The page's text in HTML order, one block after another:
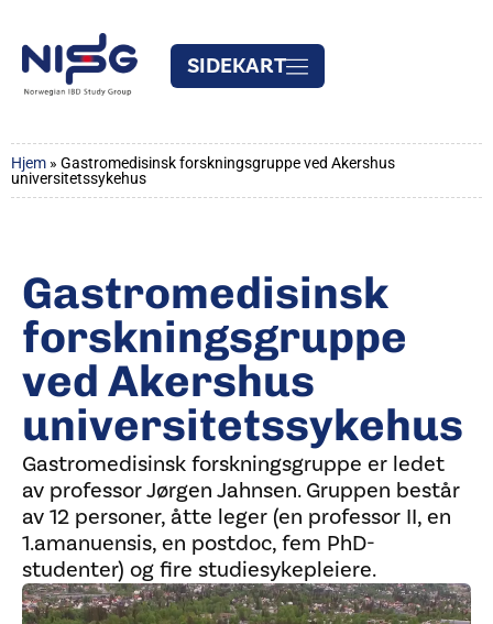
SIDEKART
Hjem » Gastromedisinsk forskningsgruppe ved Akershus
universitetssykehus
Gastromedisinsk
forskningsgruppe
ved Akershus
universitetssykehus
Gastromedisinsk forskningsgruppe er ledet
av professor Jørgen Jahnsen. Gruppen består
av 12 personer, åtte leger (en professor II, en
1.amanuensis, en postdoc, fem PhD-
studenter) og fire studiesykepleiere.